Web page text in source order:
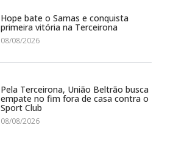
Hope bate o Samas e conquista
primeira vitória na Terceirona
08/08/2026
Pela Terceirona, União Beltrão busca
empate no fim fora de casa contra o
Sport Club
08/08/2026